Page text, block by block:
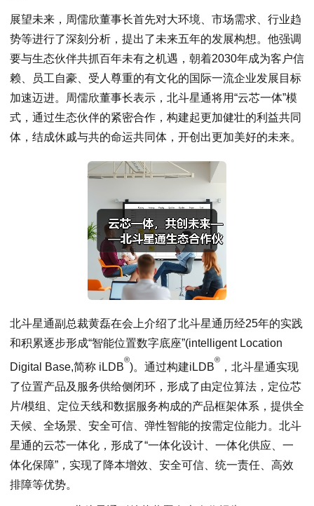
展望未来，周儒欣董事长首先对大环境、市场需求、行业趋
势等进行了深刻分析，提出了未来五年的发展构想。他强调
要与生态伙伴共抓百年未有之机遇，朝着2030年成为客户信
赖、员工自豪、受人尊重的有文化的国际一流企业发展目标
加速迈进。周儒欣董事长表示，北斗星通将用“云芯一体”模
式，通过生态伙伴的紧密合作，构建起更加健壮的利益共同
体，结成休戚与共的命运共同体，开创出更加美好的未来。
北斗星通副总裁黄磊在会上介绍了北斗星通历经25年的实践
和积累逐步形成“智能位置数字底座”(intelligent Location
Digital Base,简称 iLDB
®
)。通过构建iLDB
®
，北斗星通实现
了位置产品及服务供给侧闭环，形成了由定位算法，定位芯
片/模组、定位天线和数据服务构成的产品框架体系，提供全
天候、全场景、安全可信、弹性智能的按需定位能力。北斗
星通的云芯一体化，形成了“一体化设计、一体化供应、一
体化保障”，实现了降本增效、安全可信、统一责任、高效
排障等优势。